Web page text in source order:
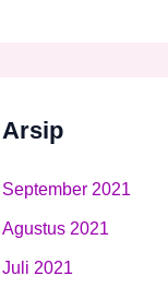
Arsip
September 2021
Agustus 2021
Juli 2021